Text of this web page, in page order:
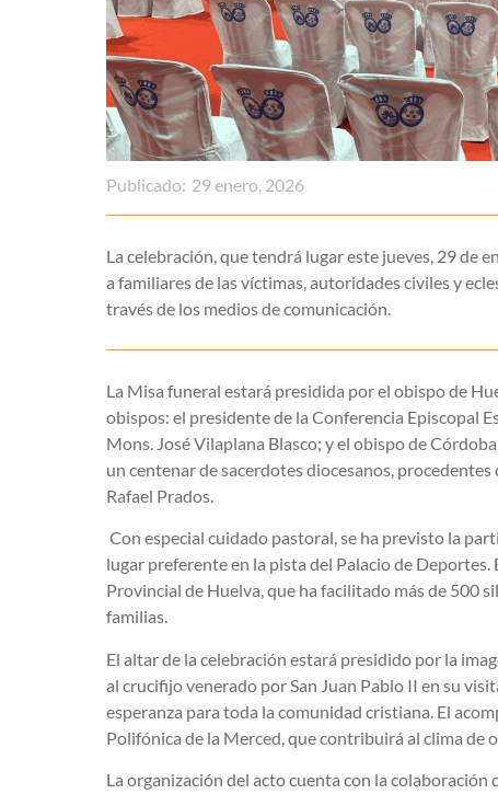
Publicado: 29 enero, 2026
La celebración, que tendrá lugar este jueves, 29 de
a familiares de las víctimas, autoridades civiles y
través de los medios de comunicación.
La Misa funeral estará presidida por el obispo de
obispos: el presidente de la Conferencia Episcopal
Mons. José Vilaplana Blasco; y el obispo de
un centenar de sacerdotes diocesanos,
Rafael Prados.
Con especial cuidado pastoral, se ha previsto la
lugar preferente en la pista del Palacio de
Provincial de Huelva, que ha facilitado más de 500
familias.
El altar de la celebración estará presidido por la
al crucifijo venerado por San Juan Pablo II en su
esperanza para toda la comunidad cristiana. El
Polifónica de la Merced, que contribuirá al clima de
La organización del acto cuenta con la